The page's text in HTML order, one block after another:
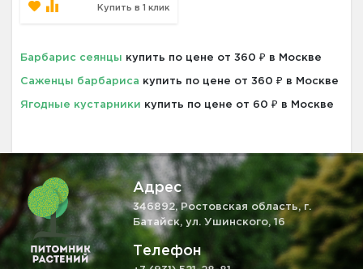
Купить в 1 клик
Барбарис сеянцы купить по цене от 360 ₽ в Москве
Саженцы барбариса купить по цене от 360 ₽ в Москве
Ягодные кустарники купить по цене от 60 ₽ в Москве
Адрес
346892, Ростовская область, г.
Батайск, ул. Ушинского, 16
Телефон